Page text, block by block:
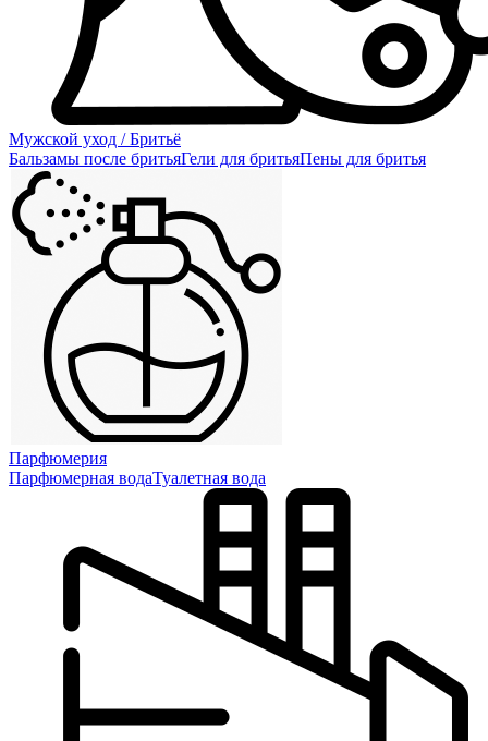
Мужской уход / Бритьё
Бальзамы после бритьяГели для бритьяПены для бритья
Парфюмерия
Парфюмерная водаТуалетная вода